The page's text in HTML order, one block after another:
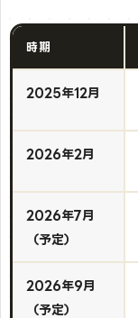
時期
2025年12月
2026年2月
2026年7月
（予定）
2026年9月
（予定）